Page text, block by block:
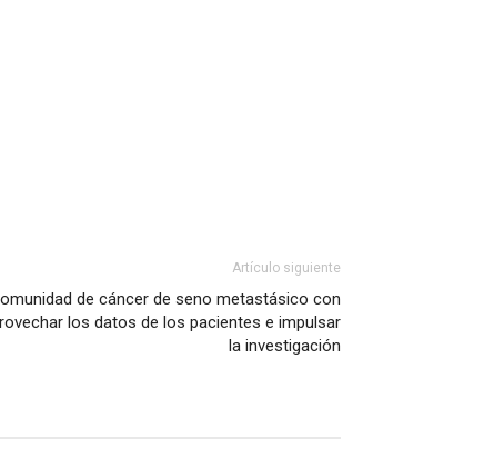
Artículo siguiente
de cáncer de seno metastásico con
los datos de los pacientes e impulsar
la investigación